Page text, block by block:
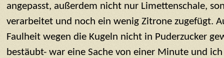
angepasst, außerdem nicht nur Limettenschale,
verarbeitet und noch ein wenig Zitrone zugefügt.
Faulheit wegen die Kugeln nicht in Puderzucker
bestäubt- war eine Sache von einer Minute und